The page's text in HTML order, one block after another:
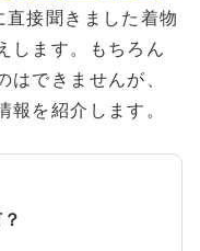
接聞きました着物
します。もちろん
はできませんが、
報を紹介します。